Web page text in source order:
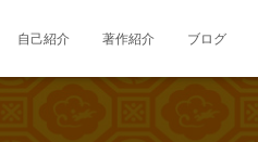
自己紹介 著作紹介 ブログ